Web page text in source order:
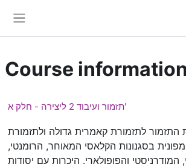
Course information
תזמור ועיבוד 2 ליצירה - חלק א'
התזמור לתזמורת קאמרית גדולה ולתזמורת
בסגנונות הקלאסי המאוחר, הרומנטי,
המודרניסטי והפופולארי. היכרות עם יסודות